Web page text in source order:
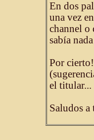
En dos
una vez
channel o
sabía
Por
el titular...
Saludos a